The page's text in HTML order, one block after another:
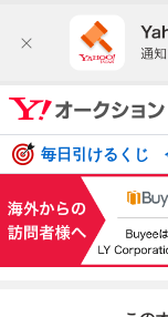
毎日引けるくじ